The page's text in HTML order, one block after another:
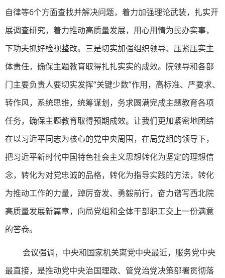
自律等6个方面查找并解决问题，着力加强理论武装，扎实开
展调查研究，着力推动高质量发展，用心用情为民办实事，
下功夫抓好检视整改。三是切实加强组织领导、压紧压实主
体责任，确保主题教育取得扎扎实实的成效。院领导和各部
门主要负责人要切实发挥“关键少数”作用，高标准、严要求、
转作风，系统思维，统筹谋划，务求圆满完成主题教育各项
任务，确保主题教育取得预期成效。让我们更加紧密地团结
在以习近平同志为核心的党中央周围，在局党组的领导下，
把习近平新时代中国特色社会主义思想转化为坚定的理想信
念，转化为对党忠诚的品格，转化为指导实践的方法，转化
为推动工作的力量，踔厉奋发、勇毅前行，奋力谱写西北院
高质量发展新篇章，向局党组和全体干部职工交上一份满意
的答卷。
会议强调，中央和国家机关离党中央最近，服务党中央
最直接，是推动党中央治国理政、管党治党决策部署贯彻落